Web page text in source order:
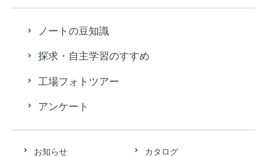
お知らせ カタログ
ノートの豆知識
探求・自主学習のすすめ
工場フォトツアー
アンケート